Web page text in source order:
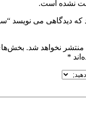
نشده است.
که دیدگاهی می نویسد
منتشر نخواهد شد.
*